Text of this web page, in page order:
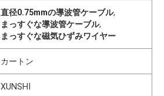
直径0.75mmの導波管ケーブル,
まっすぐな導波管ケーブル,
まっすぐな磁気ひずみワイヤー
カートン
XUNSHI